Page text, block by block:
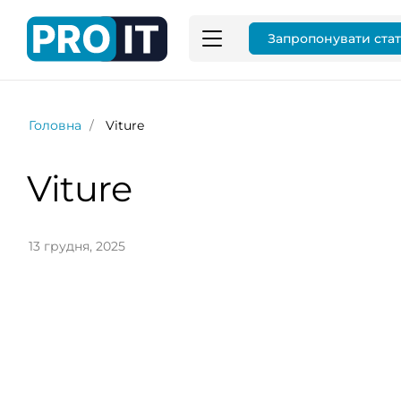
Запропонувати
Головна Viture
Viture
13 грудня, 2025